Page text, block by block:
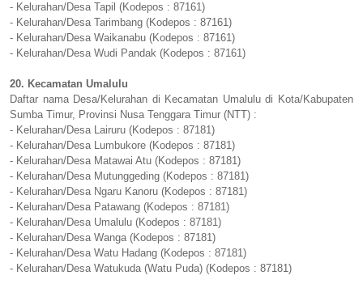
- Kelurahan/Desa Tapil (Kodepos : 87161)
- Kelurahan/Desa Tarimbang (Kodepos : 87161)
- Kelurahan/Desa Waikanabu (Kodepos : 87161)
- Kelurahan/Desa Wudi Pandak (Kodepos : 87161)
20. Kecamatan Umalulu
Daftar nama Desa/Kelurahan di Kecamatan Umalulu di Kota/Kabupaten
Sumba Timur, Provinsi Nusa Tenggara Timur (NTT) :
- Kelurahan/Desa Lairuru (Kodepos : 87181)
- Kelurahan/Desa Lumbukore (Kodepos : 87181)
- Kelurahan/Desa Matawai Atu (Kodepos : 87181)
- Kelurahan/Desa Mutunggeding (Kodepos : 87181)
- Kelurahan/Desa Ngaru Kanoru (Kodepos : 87181)
- Kelurahan/Desa Patawang (Kodepos : 87181)
- Kelurahan/Desa Umalulu (Kodepos : 87181)
- Kelurahan/Desa Wanga (Kodepos : 87181)
- Kelurahan/Desa Watu Hadang (Kodepos : 87181)
- Kelurahan/Desa Watukuda (Watu Puda) (Kodepos : 87181)